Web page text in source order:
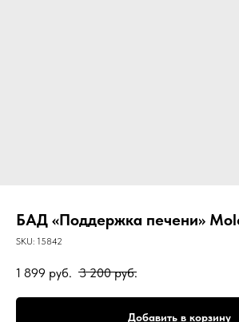
БАД «Поддержка печени»
SKU: 15842
1 899 руб. 3 200 руб.
Добавить в корзину